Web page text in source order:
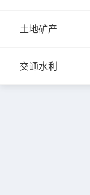
土地矿产
交通水利